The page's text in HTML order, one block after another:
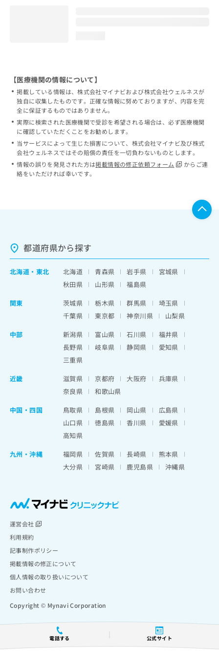
電話する 公式サイト
【医療機関の情報について】
掲載している情報は、株式会社マイナビおよび株式会社ウェルネスが
独自に収集したものです。正確な情報に努めておりますが、内容を完
全に保証するものではありません。
実際に検索された医療機関で受診を希望される場合は、必ず医療機関
に確認していただくことをお勧めします。
当サービスによって生じた損害について、株式会社マイナビ及び株式
会社ウェルネスではその賠償の責任を一切負わないものとします。
情報の誤りを発見された方は掲載情報の修正依頼フォーム
からご連
絡をいただければ幸いです。
都道府県から探す
北海道 ・ 東北 北海道 青森県 岩手県
宮城県
秋田県
山形県
福島県
関東
茨城県 栃木県 群馬県
埼玉県
千葉県
東京都 神奈川県
山梨県
中部
新潟県 富山県 石川県
福井県
長野県
岐阜県 静岡県
愛知県
三重県
近畿
滋賀県 京都府 大阪府
兵庫県
奈良県
和歌山県
中国・四国
鳥取県 島根県 岡山県
広島県
山口県
徳島県 香川県
愛媛県
高知県
九州・沖縄
福岡県 佐賀県 長崎県
熊本県
大分県
宮崎県 鹿児島県 沖縄県
運営会社
利用規約
記事制作ポリシー
掲載情報の修正について
個人情報の取り扱いについて
お問い合わせ
Copyright © Mynavi Corporation